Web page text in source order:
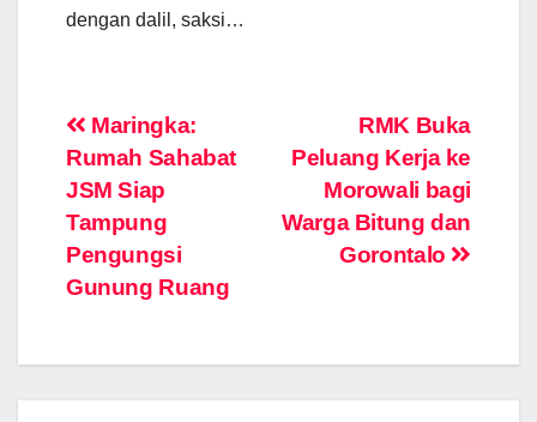
dengan dalil, saksi…
Post
navigation
RMK Buka
Peluang Kerja ke
Morowali bagi
Warga Bitung dan
Gorontalo
Maringka:
Rumah Sahabat
JSM Siap
Tampung
Pengungsi
Gunung Ruang